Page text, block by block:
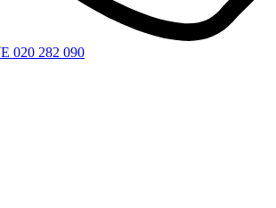
020 282 090